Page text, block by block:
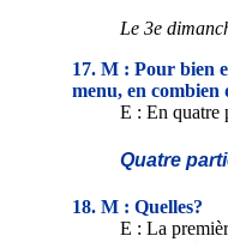
Le 3e
17. M : Pour bien
menu, en combien
E : En quatre
Quatre
18. M : Quelles?
E : La